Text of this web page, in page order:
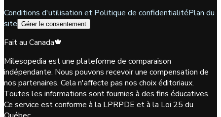
Conditions d'utilisation et Politique de confidentialitéPlan du
site Gérer le consentement
Fait au Canada🍁
Milesopedia est une plateforme de comparaison
indépendante. Nous pouvons recevoir une compensation de
nos partenaires. Cela n'affecte pas nos choix éditoriaux.
Toutes les informations sont fournies à des fins éducatives.
Ce service est conforme à la LPRPDE et à la Loi 25 du